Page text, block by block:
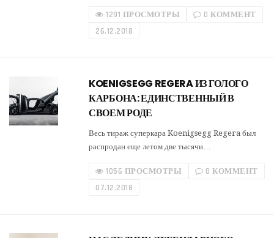
1291 ПРОСМОТРЫ
0 КОММЕНТ
26.12.2018
KOENIGSEGG REGERA ИЗ ГОЛОГО
КАРБОНА: ЕДИНСТВЕННЫЙ В
СВОЕМ РОДЕ
Весь тираж суперкара Koenigsegg Regera был
распродан еще летом две тысячи…
1056 ПРОСМОТРЫ
0 КОММЕНТ
07.12.2018